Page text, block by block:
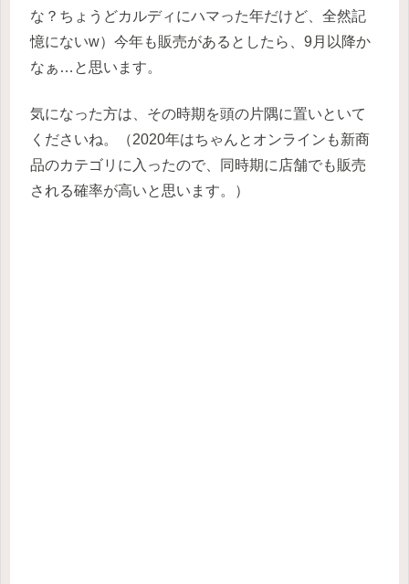
な？ちょうどカルディにハマった年だけど、全然記
憶にないw）今年も販売があるとしたら、9月以降か
なぁ…と思います。
気になった方は、その時期を頭の片隅に置いといて
くださいね。
（2020年はちゃんとオンラインも新商
品のカテゴリに入ったので、同時期に店舗でも販売
される確率が高いと思います。）